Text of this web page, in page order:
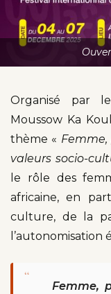
Organisé par
Moussow Ka
thème «
valeurs socio-
le rôle des
africaine, en
culture, de la
l’autonomisation
“
Femme,